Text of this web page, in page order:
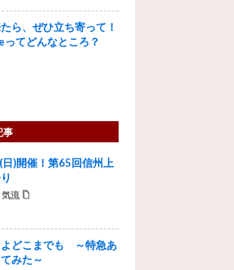
ら、ぜひ立ち寄って！
ってどんなところ？
事
)開催！第65回信州上
気流
よどこまでも ～特急あ
みた～